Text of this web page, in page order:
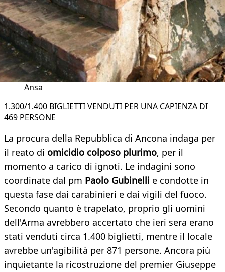
Ansa
1.300/1.400 BIGLIETTI VENDUTI PER UNA CAPIENZA DI
469 PERSONE
La procura della Repubblica di Ancona indaga per
il reato di omicidio colposo plurimo, per il
momento a carico di ignoti. Le indagini sono
coordinate dal pm Paolo Gubinelli e condotte in
questa fase dai carabinieri e dai vigili del fuoco.
Secondo quanto è trapelato, proprio gli uomini
dell'Arma avrebbero accertato che ieri sera erano
stati venduti circa 1.400 biglietti, mentre il locale
avrebbe un'agibilità per 871 persone. Ancora più
inquietante la ricostruzione del premier Giuseppe